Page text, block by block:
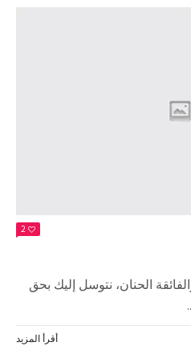
2
الحنان، نتوسل إليك بحق
أقرأ المزيد